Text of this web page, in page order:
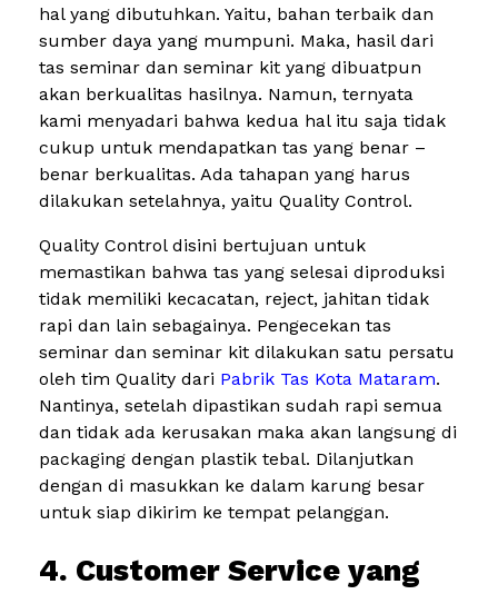
hal yang dibutuhkan. Yaitu, bahan terbaik dan
sumber daya yang mumpuni. Maka, hasil dari
tas seminar dan seminar kit yang dibuatpun
akan berkualitas hasilnya. Namun, ternyata
kami menyadari bahwa kedua hal itu saja tidak
cukup untuk mendapatkan tas yang benar –
benar berkualitas. Ada tahapan yang harus
dilakukan setelahnya, yaitu Quality Control.
Quality Control disini bertujuan untuk
memastikan bahwa tas yang selesai diproduksi
tidak memiliki kecacatan, reject, jahitan tidak
rapi dan lain sebagainya. Pengecekan tas
seminar dan seminar kit dilakukan satu persatu
oleh tim Quality dari Pabrik Tas Kota Mataram.
Nantinya, setelah dipastikan sudah rapi semua
dan tidak ada kerusakan maka akan langsung di
packaging dengan plastik tebal. Dilanjutkan
dengan di masukkan ke dalam karung besar
untuk siap dikirim ke tempat pelanggan.
4. Customer Service yang